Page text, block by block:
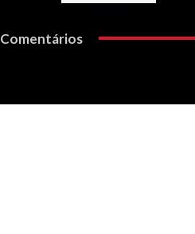
Comentários